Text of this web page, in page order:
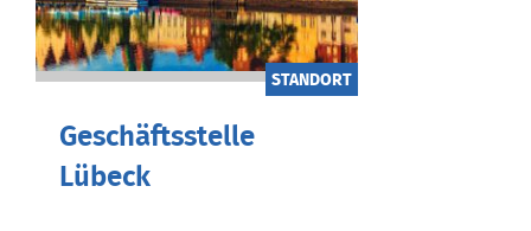
STANDORT
Geschäftsstelle
Lübeck